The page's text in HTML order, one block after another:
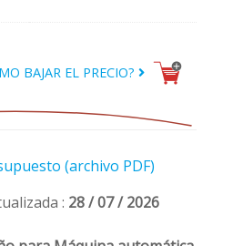
BAJAR EL PRECIO?
(archivo PDF)
: 28 / 07 / 2026